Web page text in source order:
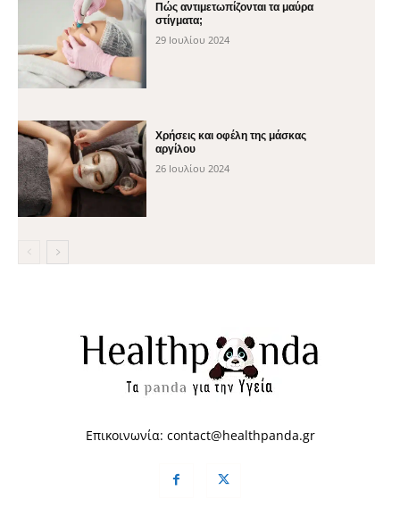
Πώς αντιμετωπίζονται τα μαύρα
στίγματα;
29 Ιουλίου 2024
Χρήσεις και οφέλη της μάσκας
αργίλου
26 Ιουλίου 2024
Επικοινωνία: contact@healthpanda.gr